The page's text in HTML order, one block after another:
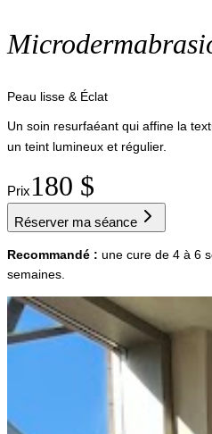
Peau lisse & Éclat
Un soin resurfaéant qui affine la
un teint lumineux et régulier.
Prix180 $
Réserver ma séance
Recommandé : une cure de 4 à 6
semaines.